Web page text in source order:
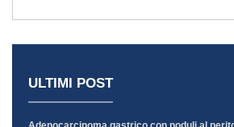
ULTIMI POST